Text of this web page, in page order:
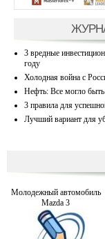
3 вредные
году
Холодная война с
Нефть: Все могло
3 правила для
Лучший вариант для
Молодежный автомобиль
Mazda 3